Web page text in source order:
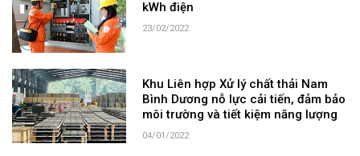
kWh điện
23/02/2022
Khu Liên hợp Xử lý chất thải Nam
Bình Dương nỗ lực cải tiến, đảm bảo
môi trường và tiết kiệm năng lượng
04/01/2022